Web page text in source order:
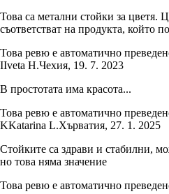
Това са метални стойки за цветя.
съответстват на продукта, който
Това ревю е автоматично
IIveta H.Чехия, 19. 7. 2023
В простотата има красота...
Това ревю е автоматично
KKatarina L.Хърватия, 27. 1. 2025
Стойките са здрави и стабилни,
но това няма значение
Това ревю е автоматично